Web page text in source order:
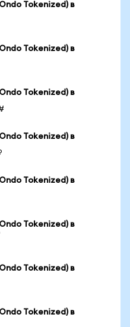
Tokenized) в
Tokenized) в
Tokenized) в
Tokenized) в
Tokenized) в
Tokenized) в
Tokenized) в
Tokenized) в